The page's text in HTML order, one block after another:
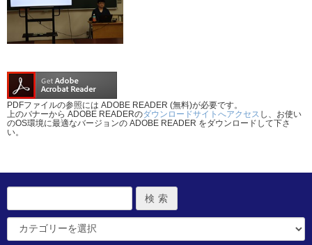
PDFファイルの参照には ADOBE READER (無料)が必要です。
上のバナーから ADOBE READERのダウンロードサイトへアクセス し、お使い
のOS環境に最適なバージョンの ADOBE READER をダウンロードして下さ
い。